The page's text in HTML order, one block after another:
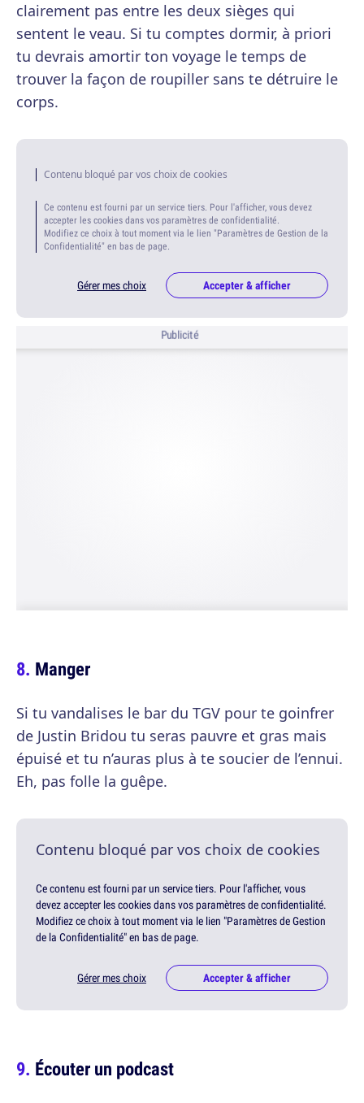
clairement pas entre les deux sièges qui
sentent le veau. Si tu comptes dormir, à priori
tu devrais amortir ton voyage le temps de
trouver la façon de roupiller sans te détruire le
corps.
Contenu bloqué par vos choix de cookies
Ce contenu est fourni par un service tiers. Pour l'afficher, vous devez
accepter les cookies dans vos paramètres de confidentialité.
Modifiez ce choix à tout moment via le lien "Paramètres de Gestion de la
Confidentialité" en bas de page.
Gérer mes choix Accepter & afficher
Publicité
Manger
Si tu vandalises le bar du TGV pour te goinfrer
de Justin Bridou tu seras pauvre et gras mais
épuisé et tu n’auras plus à te soucier de l’ennui.
Eh, pas folle la guêpe.
Contenu bloqué par vos choix de cookies
Ce contenu est fourni par un service tiers. Pour l'afficher, vous
devez accepter les cookies dans vos paramètres de confidentialité.
Modifiez ce choix à tout moment via le lien "Paramètres de Gestion
de la Confidentialité" en bas de page.
Gérer mes choix Accepter & afficher
Écouter un podcast